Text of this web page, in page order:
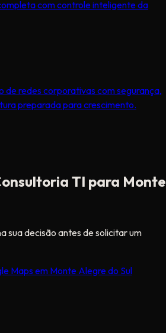
com controle inteligente da
de redes corporativas com segurança,
preparada para crescimento.
TI para Monte
sua decisão antes de solicitar um
Maps em Monte Alegre do Sul